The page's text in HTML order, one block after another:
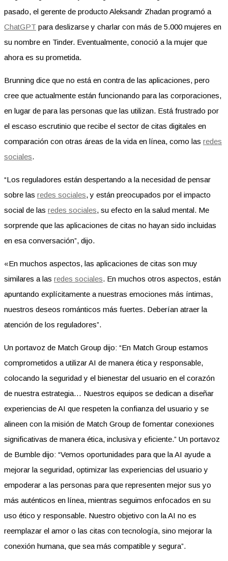
pasado, el gerente de producto Aleksandr Zhadan programó a
ChatGPT para deslizarse y charlar con más de 5.000 mujeres en
su nombre en Tinder. Eventualmente, conoció a la mujer que
ahora es su prometida.
Brunning dice que no está en contra de las aplicaciones, pero
cree que actualmente están funcionando para las corporaciones,
en lugar de para las personas que las utilizan. Está frustrado por
el escaso escrutinio que recibe el sector de citas digitales en
comparación con otras áreas de la vida en línea, como las redes
sociales.
“Los reguladores están despertando a la necesidad de pensar
sobre las redes sociales, y están preocupados por el impacto
social de las redes sociales, su efecto en la salud mental. Me
sorprende que las aplicaciones de citas no hayan sido incluidas
en esa conversación”, dijo.
«En muchos aspectos, las aplicaciones de citas son muy
similares a las redes sociales. En muchos otros aspectos, están
apuntando explícitamente a nuestras emociones más íntimas,
nuestros deseos románticos más fuertes. Deberían atraer la
atención de los reguladores”.
Un portavoz de Match Group dijo: “En Match Group estamos
comprometidos a utilizar AI de manera ética y responsable,
colocando la seguridad y el bienestar del usuario en el corazón
de nuestra estrategia… Nuestros equipos se dedican a diseñar
experiencias de AI que respeten la confianza del usuario y se
alineen con la misión de Match Group de fomentar conexiones
significativas de manera ética, inclusiva y eficiente.” Un portavoz
de Bumble dijo: “Vemos oportunidades para que la AI ayude a
mejorar la seguridad, optimizar las experiencias del usuario y
empoderar a las personas para que representen mejor sus yo
más auténticos en línea, mientras seguimos enfocados en su
uso ético y responsable. Nuestro objetivo con la AI no es
reemplazar el amor o las citas con tecnología, sino mejorar la
conexión humana, que sea más compatible y segura”.